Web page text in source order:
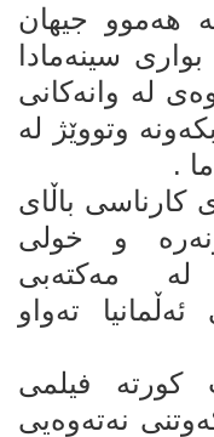
هەموو جیهان
سینەمادا
لە وانەکانی
وتووێژ لە
.
کارناسی باڵای
و خولی
لە مەکتەبی
تەواو
فیلمی
نەتەوەیی